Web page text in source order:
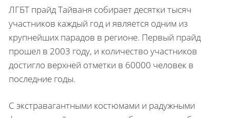
ЛГБТ прайд Тайваня собирает десятки тысяч
участников каждый год и является одним из
крупнейших парадов в регионе. Первый прайд
прошел в 2003 году, и количество участников
достигло верхней отметки в 60000 человек в
последние годы.
С экстравагантными костюмами и радужными